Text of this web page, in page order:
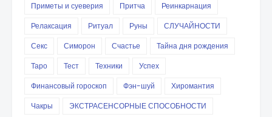
Приметы и суеверия
Притча
Реинкарнация
Релаксация
Ритуал Руны
СЛУЧАЙНОСТИ
Секс
Симорон Счастье
Тайна дня рождения
Таро
Тест Техники
Успех
Финансовый гороскоп
Фэн-шуй
Хиромантия
Чакры
ЭКСТРАСЕНСОРНЫЕ СПОСОБНОСТИ